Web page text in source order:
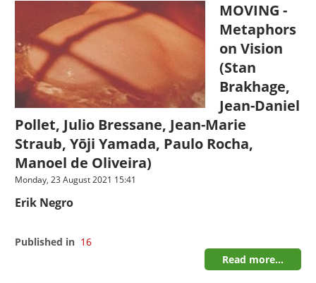
MOVING -
Metaphors
on Vision
(Stan
Brakhage,
Jean-Daniel
Pollet, Julio Bressane, Jean-Marie
Straub, Yōji Yamada, Paulo Rocha,
Manoel de Oliveira)
Monday, 23 August 2021 15:41
Erik Negro
Published in 16
Read more...